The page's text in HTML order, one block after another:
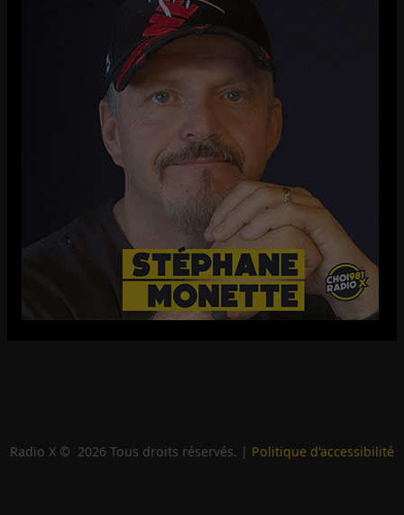
Radio X © 2026 Tous droits réservés. | Politique d'accessibilité